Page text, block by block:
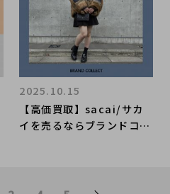
【高価買取】sacai/サカ
イを売るならブランドコレ
ウター類買取強化中！
2025.10.15